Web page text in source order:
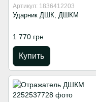
Артикул: 1836412203
Ударник ДШК, ДШКМ
1 770 грн
Купить